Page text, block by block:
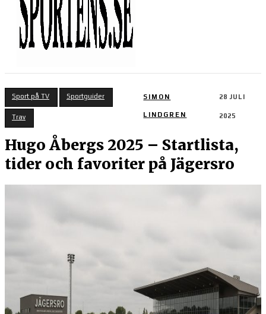
Sport på TV Sportguider
Trav
SIMON
LINDGREN
28 JULI
2025
Hugo Åbergs 2025 – Startlista,
tider och favoriter på Jägersro